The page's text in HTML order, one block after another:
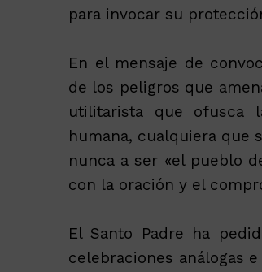
para invocar su
En el mensaje de
de los peligros que
utilitarista que ofusca
humana, cualquiera que
nunca a ser «el pueblo
con la oración y el
El Santo Padre ha
celebraciones análogas